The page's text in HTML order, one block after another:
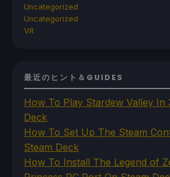
Uncategorized
Uncategorized
VR
最近のヒント＆GUIDES
How To Play Stardew Valley In
Deck
How To Set Up The Steam
Steam Deck
How To Install The Legend of